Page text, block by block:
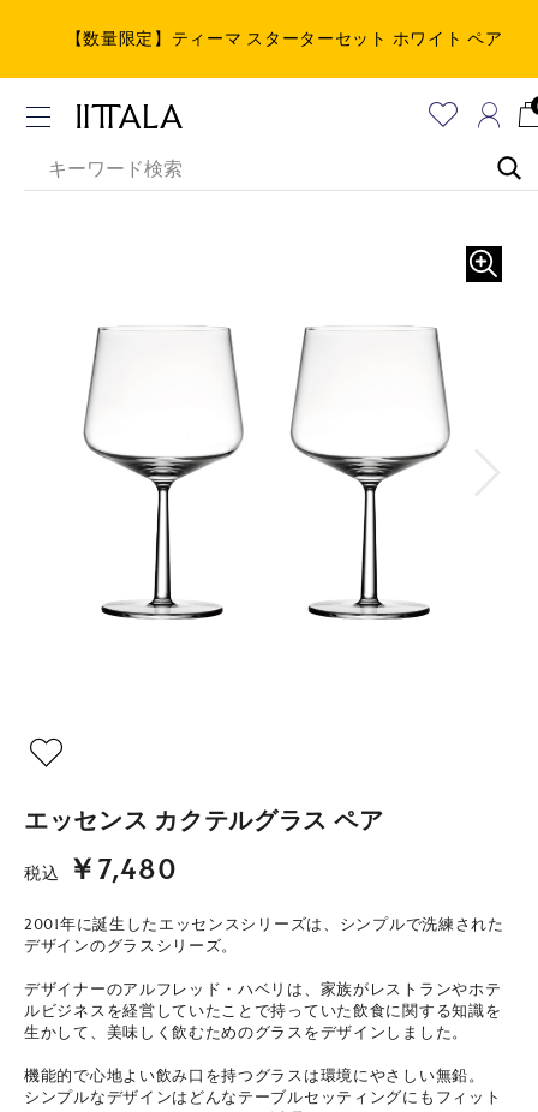
【数量限定】ティーマ スターターセット ホワイト ペア
エッセンス カクテルグラス ペア
税込 ￥7,480
2001年に誕生したエッセンスシリーズは、シンプルで洗練された
デザインのグラスシリーズ。
デザイナーのアルフレッド・ハベリは、家族がレストランやホテ
ルビジネスを経営していたことで持っていた飲食に関する知識を
生かして、美味しく飲むためのグラスをデザインしました。
機能的で心地よい飲み口を持つグラスは環境にやさしい無鉛。
シンプルなデザインはどんなテーブルセッティングにもフィット